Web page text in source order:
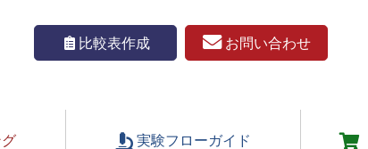
比較表作成 お問い合わせ
実験フローガイド